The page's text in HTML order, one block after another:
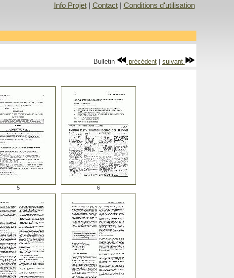
Info Projet| Contact| Conditions d'utilisation
Bulletin précédent| suivant
5 6